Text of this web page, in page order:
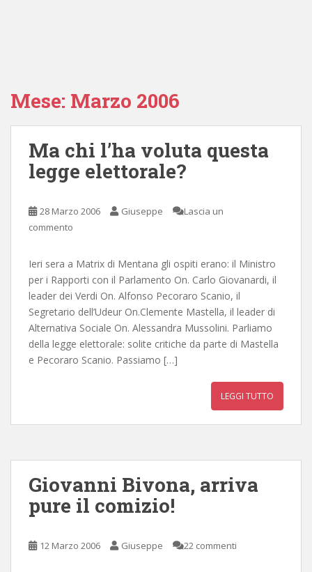
Mese: Marzo 2006
Ma chi l’ha voluta questa
legge elettorale?
28 Marzo 2006 Giuseppe
Lascia un
commento
Ieri sera a Matrix di Mentana gli ospiti erano: il Ministro
per i Rapporti con il Parlamento On. Carlo Giovanardi, il
leader dei Verdi On. Alfonso Pecoraro Scanio, il
Segretario dell’Udeur On.Clemente Mastella, il leader di
Alternativa Sociale On. Alessandra Mussolini. Parliamo
della legge elettorale: solite critiche da parte di Mastella
e Pecoraro Scanio. Passiamo […]
LEGGI TUTTO
Giovanni Bivona, arriva
pure il comizio!
12 Marzo 2006 Giuseppe 22 commenti